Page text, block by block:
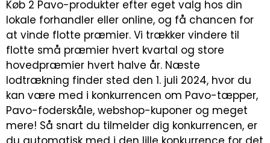
Køb 2 Pavo-produkter efter eget valg hos din
lokale forhandler eller online, og få chancen for
at vinde flotte præmier. Vi trækker vindere til
flotte små præmier hvert kvartal og store
hovedpræmier hvert halve år. Næste
lodtrækning finder sted den 1. juli 2024, hvor du
kan være med i konkurrencen om Pavo-tæpper,
Pavo-foderskåle, webshop-kuponer og meget
mere! Så snart du tilmelder dig konkurrencen, er